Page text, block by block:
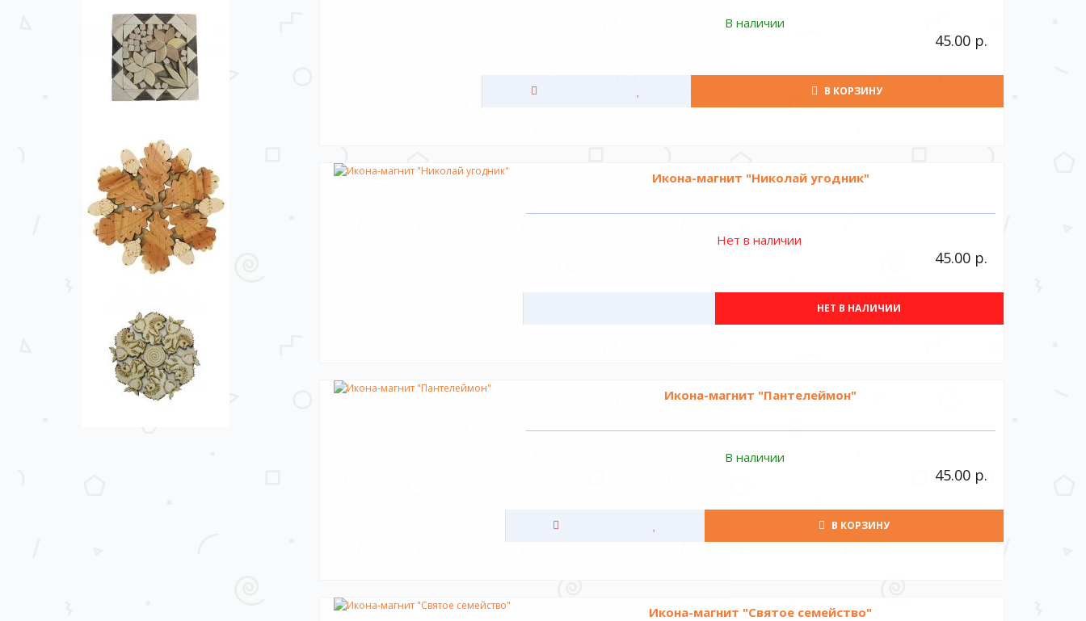
В наличии
45.00 р.
В КОРЗИНУ
Икона-магнит "Николай угодник"
Нет в наличии
45.00 р.
НЕТ В НАЛИЧИИ
Икона-магнит "Пантелеймон"
В наличии
45.00 р.
В КОРЗИНУ
Икона-магнит "Святое семейство"